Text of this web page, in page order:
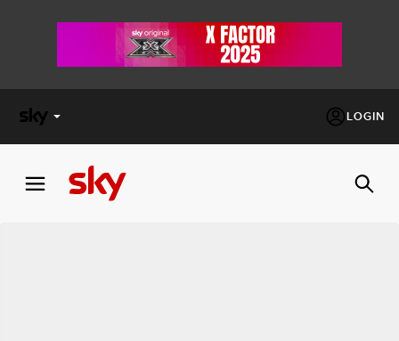
LOGIN
FACTOR